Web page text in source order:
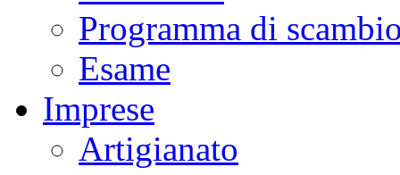
Programma di
Esame
Imprese
Artigianato